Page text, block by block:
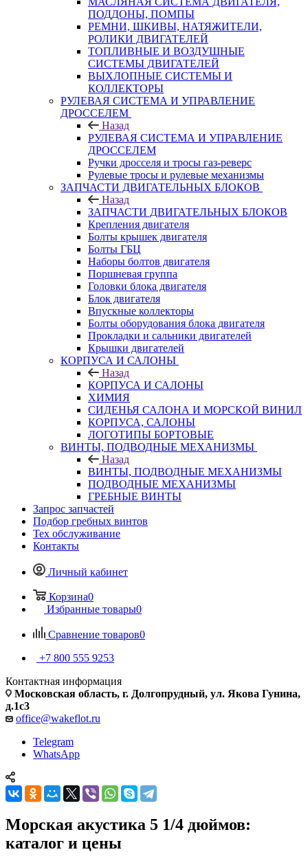
ПОДДОНЫ, ПОМПЫ
РЕМНИ, ШКИВЫ, НАТЯЖИТЕЛИ,
РОЛИКИ ДВИГАТЕЛЕЙ
ТОПЛИВНЫЕ И ВОЗДУШНЫЕ
СИСТЕМЫ ДВИГАТЕЛЕЙ
ВЫХЛОПНЫЕ СИСТЕМЫ И
КОЛЛЕКТОРЫ
РУЛЕВАЯ СИСТЕМА И УПРАВЛЕНИЕ
ДРОССЕЛЕМ
Назад
РУЛЕВАЯ СИСТЕМА И УПРАВЛЕНИЕ
ДРОССЕЛЕМ
Ручки дросселя и тросы газ-реверс
Рулевые тросы и рулевые механизмы
ЗАПЧАСТИ ДВИГАТЕЛЬНЫХ БЛОКОВ
Назад
ЗАПЧАСТИ ДВИГАТЕЛЬНЫХ БЛОКОВ
Крепления двигателя
Болты крышек двигателя
Болты ГБЦ
Наборы болтов двигателя
Поршневая группа
Головки блока двигателя
Блок двигателя
Впускные коллекторы
Болты оборудования блока двигателя
Прокладки и сальники двигателей
Крышки двигателей
КОРПУСА И САЛОНЫ
Назад
КОРПУСА И САЛОНЫ
ХИМИЯ
СИДЕНЬЯ САЛОНА И МОРСКОЙ ВИНИЛ
КОРПУСА, САЛОНЫ
ЛОГОТИПЫ БОРТОВЫЕ
ВИНТЫ, ПОДВОДНЫЕ МЕХАНИЗМЫ
Назад
ВИНТЫ, ПОДВОДНЫЕ МЕХАНИЗМЫ
ПОДВОДНЫЕ МЕХАНИЗМЫ
ГРЕБНЫЕ ВИНТЫ
Запрос запчастей
Подбор гребных винтов
Тех обслуживание
Контакты
Личный кабинет
Корзина0
Избранные товары0
Сравнение товаров0
+7 800 555 9253
Контактная информация
Московская область, г. Долгопрудный, ул. Якова Гунина,
д.1с3
office@wakeflot.ru
Telegram
WhatsApp
Морская акустика 5 1/4 дюймов:
каталог и цены